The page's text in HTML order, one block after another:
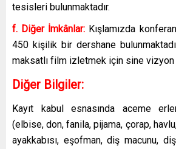
tesisleri bulunmaktadır.
f. Diğer İmkânlar: Kışlamızda
450 kişilik bir dershane
maksatlı film izletmek için sine
Diğer Bilgiler:
Kayıt kabul esnasında aceme
(elbise, don, fanila, pijama, çorap,
ayakkabısı, eşofman, diş macunu,